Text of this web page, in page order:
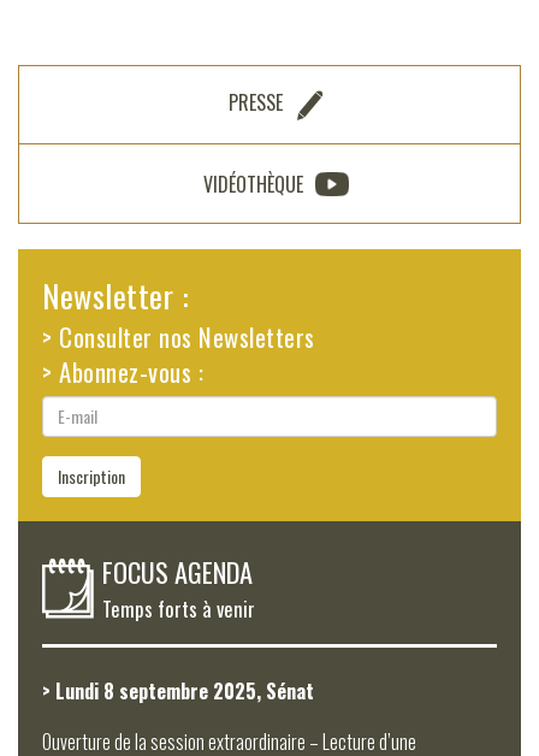
PRESSE
VIDÉOTHÈQUE
Newsletter :
> Consulter nos Newsletters
> Abonnez-vous :
E-
mail
Inscription
FOCUS AGENDA
Temps forts à venir
> Lundi 8 septembre 2025, Sénat
Ouverture de la session extraordinaire – Lecture d’une